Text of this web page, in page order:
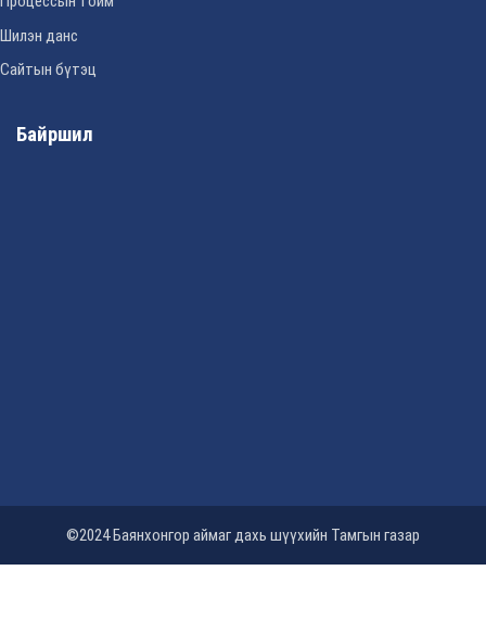
Шилэн данс
Сайтын бүтэц
Байршил
©2024 Баянхонгор аймаг дахь шүүхийн Тамгын газар